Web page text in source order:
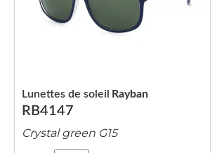
RB4147
Lunettes de soleil Rayban
Crystal green G15